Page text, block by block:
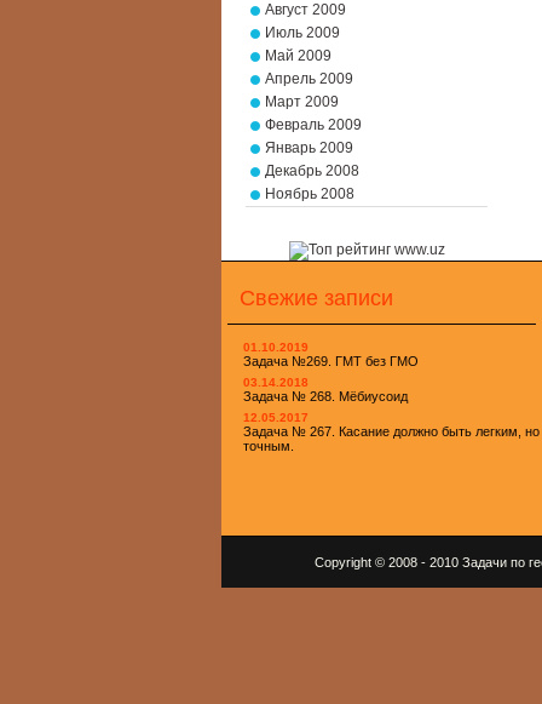
Август 2009
Июль 2009
Май 2009
Апрель 2009
Март 2009
Февраль 2009
Январь 2009
Декабрь 2008
Ноябрь 2008
Свежие записи
01.10.2019
Задача №269. ГМТ без ГМО
03.14.2018
Задача № 268. Мёбиусоид
12.05.2017
Задача № 267. Касание должно быть легким, но
точным.
Copyright © 2008 - 2010 Задачи по